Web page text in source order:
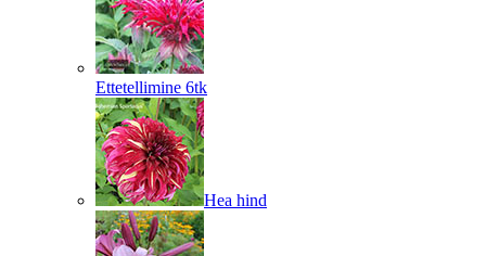
Ettetellimine 6tk
Hea hind